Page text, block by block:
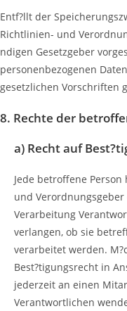
Entf?llt der
Richtlinien- und
ndigen Gesetzgeber
personenbezogenen
gesetzlichen Vorschriften
8. Rechte der
a) Recht auf
Jede betroffene
und
Verarbeitung
verlangen, ob sie
verarbeitet werden.
Best?tigungsrecht in
jederzeit an einen
Verantwortlichen